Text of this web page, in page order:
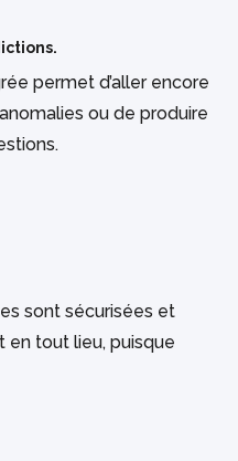
permet d’aller encore
ou de produire
sont sécurisées et
tout lieu, puisque